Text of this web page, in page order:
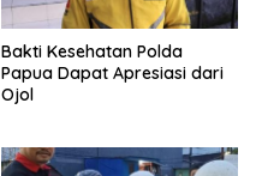
Bakti Kesehatan Polda
Papua Dapat Apresiasi dari
Ojol